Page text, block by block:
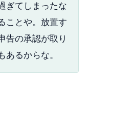
ぎてしまったな
ことや。放置す
告の承認が取り
あるからな。